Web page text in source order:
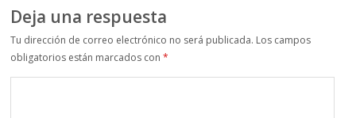
Deja una respuesta
Tu dirección de correo electrónico no será publicada. Los campos
obligatorios están marcados con*